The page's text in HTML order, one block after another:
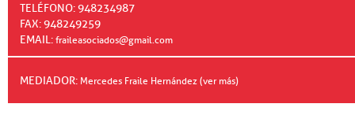
TELÉFONO: 948234987
FAX: 948249259
EMAIL:fraileasociados@gmail.com
MEDIADOR: Mercedes Fraile Hernández (ver más)